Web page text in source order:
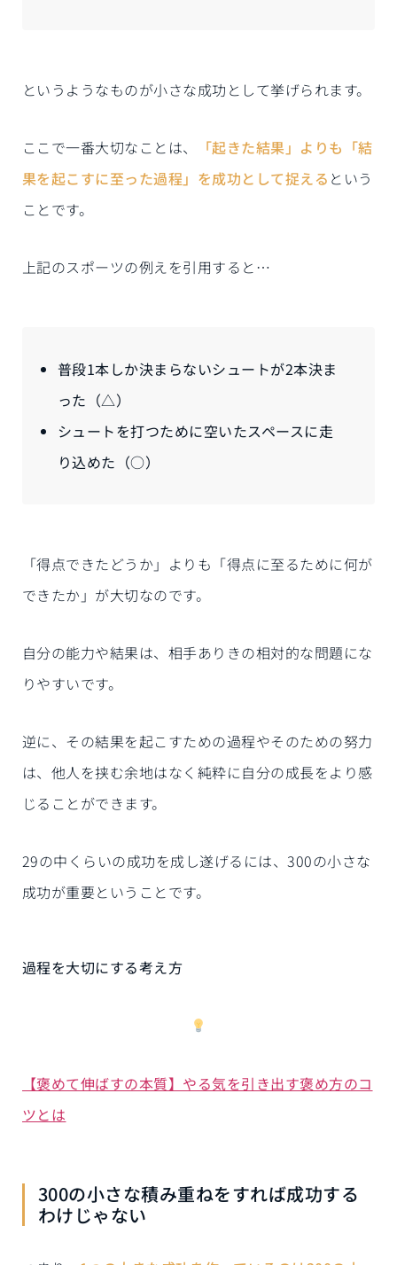
というようなものが小さな成功として挙げられます。
ここで一番大切なことは、
「起きた結果」よりも「結
果を起こすに至った過程」を成功として捉える という
ことです。
上記のスポーツの例えを引用すると…
普段1本しか決まらないシュートが2本決ま
った（△）
シュートを打つために空いたスペースに走
り込めた（○）
「得点できたどうか」よりも「得点に至るために何が
できたか」が大切なのです。
自分の能力や結果は、相手ありきの相対的な問題にな
りやすいです。
逆に、その結果を起こすための過程やそのための努力
は、他人を挟む余地はなく純粋に自分の成長をより感
じることができます。
29の中くらいの成功を成し遂げるには、300の小さな
成功が重要ということです。
過程を大切にする考え方
【褒めて伸ばすの本質】やる気を引き出す褒め方のコ
ツとは
300の小さな積み重ねをすれば成功する
わけじゃない